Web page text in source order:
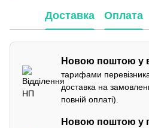
Доставка Оплата
Новою поштою у
тарифами
доставка на
повній оплаті).
Новою поштою у